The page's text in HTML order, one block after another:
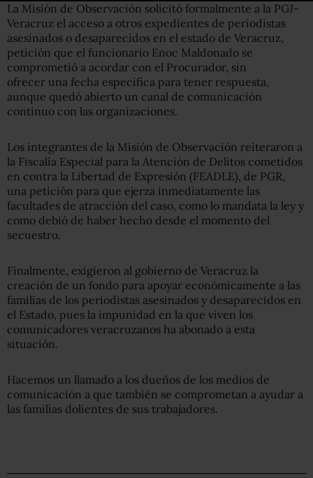
La Misión de Observación solicitó formalmente a la PGJ-
Veracruz el acceso a otros expedientes de periodistas
asesinados o desaparecidos en el estado de Veracruz,
petición que el funcionario Enoc Maldonado se
comprometió a acordar con el Procurador, sin
ofrecer una fecha específica para tener respuesta,
aunque quedó abierto un canal de comunicación
continuo con las organizaciones.
Los integrantes de la Misión de Observación reiteraron a
la Fiscalía Especial para la Atención de Delitos cometidos
en contra la Libertad de Expresión (FEADLE), de PGR,
una petición para que ejerza inmediatamente las
facultades de atracción del caso, como lo mandata la ley y
como debió de haber hecho desde el momento del
secuestro.
Finalmente, exigieron al gobierno de Veracruz la
creación de un fondo para apoyar económicamente a las
familias de los periodistas asesinados y desaparecidos en
el Estado, pues la impunidad en la que viven los
comunicadores veracruzanos ha abonado a esta
situación.
Hacemos un llamado a los dueños de los medios de
comunicación a que también se comprometan a ayudar a
las familias dolientes de sus trabajadores.